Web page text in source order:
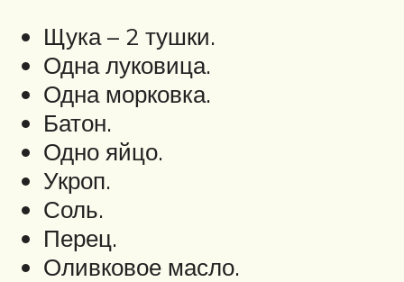
Щука – 2 тушки.
Одна луковица.
Одна морковка.
Батон.
Одно яйцо.
Укроп.
Соль.
Перец.
Оливковое масло.